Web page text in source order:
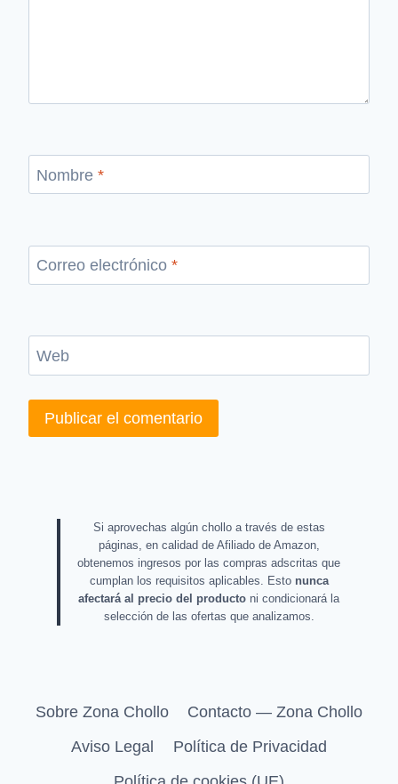
Nombre *
Correo electrónico *
Web
Si aprovechas algún chollo a través de estas
páginas, en calidad de Afiliado de Amazon,
obtenemos ingresos por las compras adscritas que
cumplan los requisitos aplicables. Esto nunca
afectará al precio del producto ni condicionará la
selección de las ofertas que analizamos.
Sobre Zona Chollo
Contacto — Zona Chollo
Aviso Legal
Política de Privacidad